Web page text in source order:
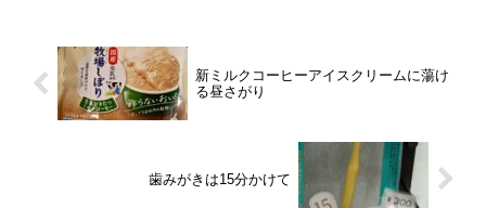
新ミルクコーヒーアイスクリームに蕩け
る昼さがり
歯みがきは15分かけて